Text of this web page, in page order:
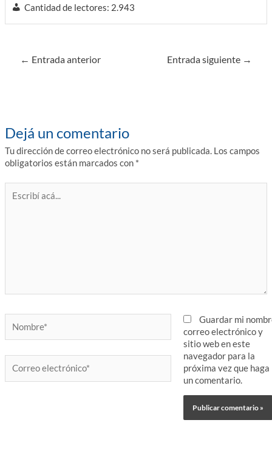
Cantidad de lectores: 2.943
← Entrada anterior Entrada siguiente →
Dejá un comentario
Tu dirección de correo electrónico no será publicada. Los campos
obligatorios están marcados con *
acá...
electrónico*
Guardar mi
correo electrónico y
sitio web en este
navegador para la
próxima vez que haga
un comentario.